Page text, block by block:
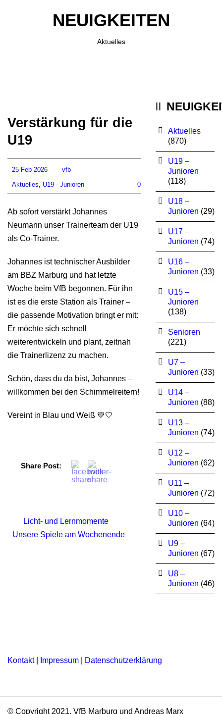
NEUIGKEITEN
Aktuelles
Verstärkung für die
U19
25 Feb 2026
vfb
Aktuelles, U19 - Junioren 0
Ab sofort verstärkt Johannes
Neumann unser Trainerteam der U19
als Co-Trainer.
Johannes ist technischer Ausbilder
am BBZ Marburg und hat letzte
Woche beim VfB begonnen. Für ihn
ist es die erste Station als Trainer –
die passende Motivation bringt er mit:
Er möchte sich schnell
weiterentwickeln und plant, zeitnah
die Trainerlizenz zu machen.
Schön, dass du da bist, Johannes –
willkommen bei den Schimmelreitern!
Vereint in Blau und Weiß 💙🤍
Share Post:
Licht- und Lernmomente
Unsere Spiele am Wochenende
Aktuelles
(870)
U19 –
Junioren
(118)
U18 –
Junioren (29)
U17 –
Junioren (74)
U16 –
Junioren (33)
U15 –
Junioren
(138)
Senioren
(221)
U7 –
Junioren (33)
U14 –
Junioren (88)
U13 –
Junioren (74)
U12 –
Junioren (62)
U11 –
Junioren (72)
U10 –
Junioren (64)
U9 –
Junioren (67)
U8 –
Junioren (46)
Kontakt| Impressum Datenschutzerklärung
© Copyright 2021, VfB Marburg und Andreas Marx